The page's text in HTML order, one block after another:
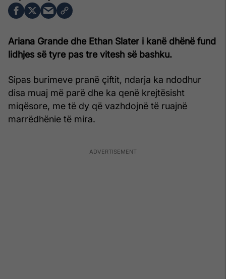
Ariana Grande dhe Ethan Slater i kanë dhënë fund
lidhjes së tyre pas tre vitesh së bashku.
Sipas burimeve pranë çiftit, ndarja ka ndodhur
disa muaj më parë dhe ka qenë krejtësisht
miqësore, me të dy që vazhdojnë të ruajnë
marrëdhënie të mira.